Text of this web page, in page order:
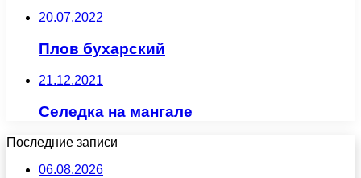
20.07.2022
Плов бухарский
21.12.2021
Селедка на мангале
Последние записи
06.08.2026